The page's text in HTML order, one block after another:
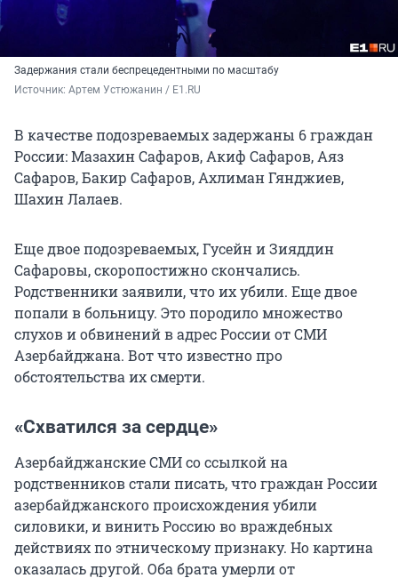
Задержания стали беспрецедентными по масштабу
Источник: Артем Устюжанин / E1.RU
В качестве подозреваемых задержаны 6 граждан
России: Мазахин Сафаров, Акиф Сафаров, Аяз
Сафаров, Бакир Сафаров, Ахлиман Гянджиев,
Шахин Лалаев.
Еще двое подозреваемых, Гусейн и Зияддин
Сафаровы, скоропостижно скончались.
Родственники заявили, что их убили. Еще двое
попали в больницу. Это породило множество
слухов и обвинений в адрес России от СМИ
Азербайджана. Вот что известно про
обстоятельства их смерти.
«Схватился за сердце»
Азербайджанские СМИ со ссылкой на
родственников стали писать, что граждан России
азербайджанского происхождения убили
силовики, и винить Россию во враждебных
действиях по этническому признаку. Но картина
оказалась другой. Оба брата умерли от